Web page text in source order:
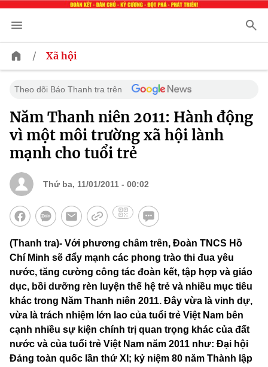
/ Xã hội
Theo dõi Báo Thanh tra trên
Năm Thanh niên 2011: Hành động
vì một môi trường xã hội lành
mạnh cho tuổi trẻ
Thứ ba, 11/01/2011 - 00:02
(Thanh tra)- Với phương châm trên, Đoàn TNCS Hồ
Chí Minh sẽ đẩy mạnh các phong trào thi đua yêu
nước, tăng cường công tác đoàn kết, tập hợp và giáo
dục, bồi dưỡng rèn luyện thế hệ trẻ và nhiều mục tiêu
khác trong Năm Thanh niên 2011. Đây vừa là vinh dự,
vừa là trách nhiệm lớn lao của tuổi trẻ Việt Nam bên
cạnh nhiều sự kiện chính trị quan trọng khác của đất
nước và của tuổi trẻ Việt Nam năm 2011 như: Đại hội
Đảng toàn quốc lần thứ XI; kỷ niệm 80 năm Thành lập